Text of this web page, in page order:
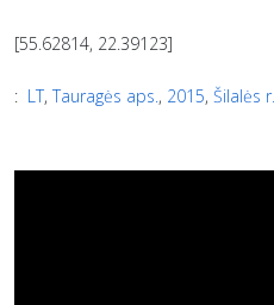
[55.62814, 22.39123]
: LT, Tauragės aps. , 2015, Šilalės r.